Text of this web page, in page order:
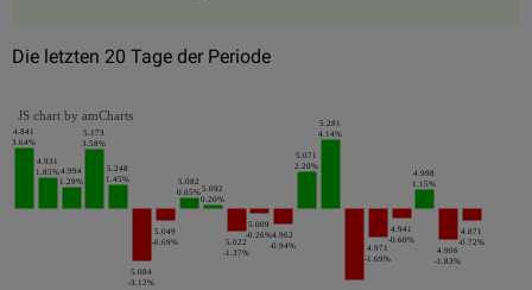
Die letzten 20 Tage der Periode
4.841
3.64%
4.931
1.85%4.994
1.29%
5.173
3.58%
5.248
1.45%
5.084
-3.12%
5.049
-0.69%
5.082
0.65%5.092
0.20%
5.022
-1.37%
5.009
-0.26%4.962
-0.94%
5.071
2.20%
5.281
4.14%
4.971
-1.69%
4.941
-0.60%
4.998
1.15%
4.906
-1.83%
4.871
-0.72%
JS chart by amCharts